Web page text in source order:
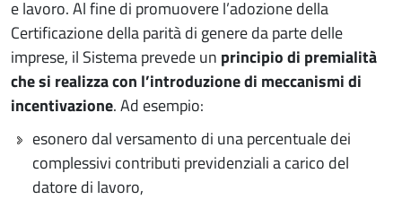
e lavoro. Al fine di promuovere l’adozione della
Certificazione della parità di genere da parte delle
imprese, il Sistema prevede un principio di premialità
che si realizza con l’introduzione di meccanismi di
incentivazione. Ad esempio:
esonero dal versamento di una percentuale dei
complessivi contributi previdenziali a carico del
datore di lavoro,